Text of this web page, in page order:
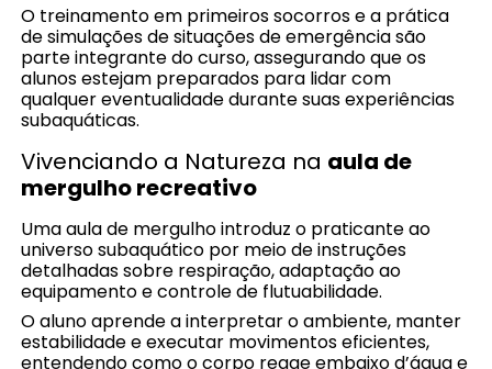
O treinamento em primeiros socorros e a prática
de simulações de situações de emergência são
parte integrante do curso, assegurando que os
alunos estejam preparados para lidar com
qualquer eventualidade durante suas experiências
subaquáticas.
Vivenciando a Natureza na aula de
mergulho recreativo
Uma aula de mergulho introduz o praticante ao
universo subaquático por meio de instruções
detalhadas sobre respiração, adaptação ao
equipamento e controle de flutuabilidade.
O aluno aprende a interpretar o ambiente, manter
estabilidade e executar movimentos eficientes,
entendendo como o corpo reage embaixo d’água e